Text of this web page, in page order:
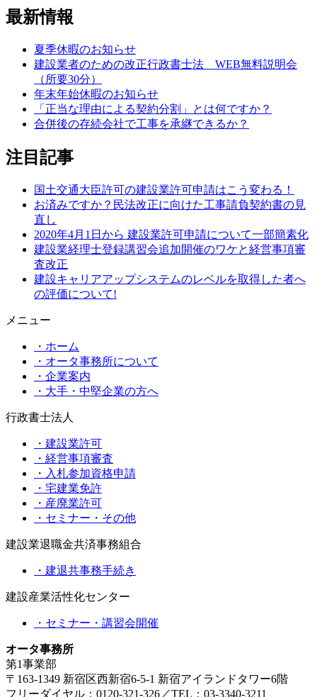
最新情報
夏季休暇のお知らせ
建設業者のための改正行政書士法 WEB無料説明会
（所要30分）
年末年始休暇のお知らせ
「正当な理由による契約分割」とは何ですか？
合併後の存続会社で工事を承継できるか？
注目記事
国土交通大臣許可の建設業許可申請はこう変わる！
お済みですか？民法改正に向けた工事請負契約書の見
直し
2020年4月1日から 建設業許可申請について一部簡素化
建設業経理士登録講習会追加開催のワケと経営事項審
査改正
建設キャリアアップシステムのレベルを取得した者へ
の評価について!
メニュー
・ホーム
・オータ事務所について
・企業案内
・大手・中堅企業の方へ
行政書士法人
・建設業許可
・経営事項審査
・入札参加資格申請
・宅建業免許
・産廃業許可
・セミナー・その他
建設業退職金共済事務組合
・建退共事務手続き
建設産業活性化センター
・セミナー・講習会開催
オータ事務所
第1事業部
〒163-1349 新宿区西新宿6-5-1 新宿アイランドタワー6階
フリーダイヤル：0120-321-326／TEL：03-3340-3211